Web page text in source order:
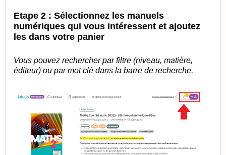
Etape 2 : Sélectionnez les manuels
numériques qui vous intéressent et ajoutez
les dans votre panier
Vous pouvez rechercher par filtre (niveau, matière,
éditeur) ou par mot clé dans la barre de recherche.